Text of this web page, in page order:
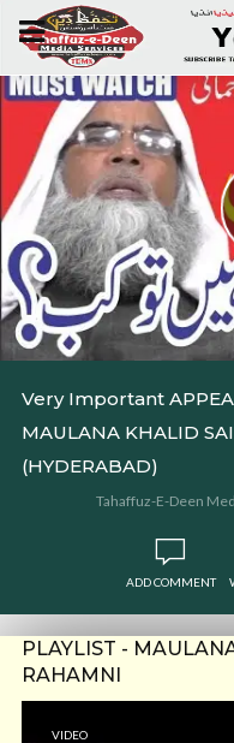
Very Important
MAULANA KHALID
(HYDERABAD)
Tahaffuz-E-Deen
ADD COMMENT
PLAYLIST -
RAHAMNI
VIDEO